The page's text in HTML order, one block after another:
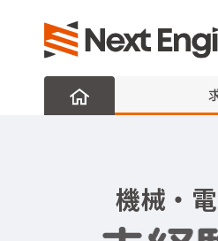
機械・電気・ITエンジニアの転職なら
機械・